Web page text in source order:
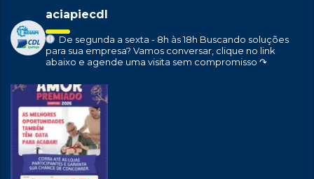
aciapiecdl
De segunda a sexta - 8h às 18h Buscando soluções
para sua empresa? Vamos conversar, clique no link
abaixo e agende uma visita sem compromisso ↷